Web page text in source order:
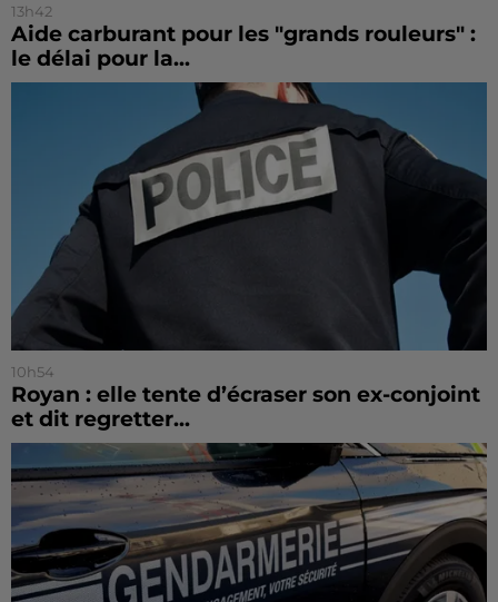
13h42
Aide carburant pour les "grands rouleurs" :
le délai pour la...
10h54
Royan : elle tente d’écraser son ex-conjoint
et dit regretter...